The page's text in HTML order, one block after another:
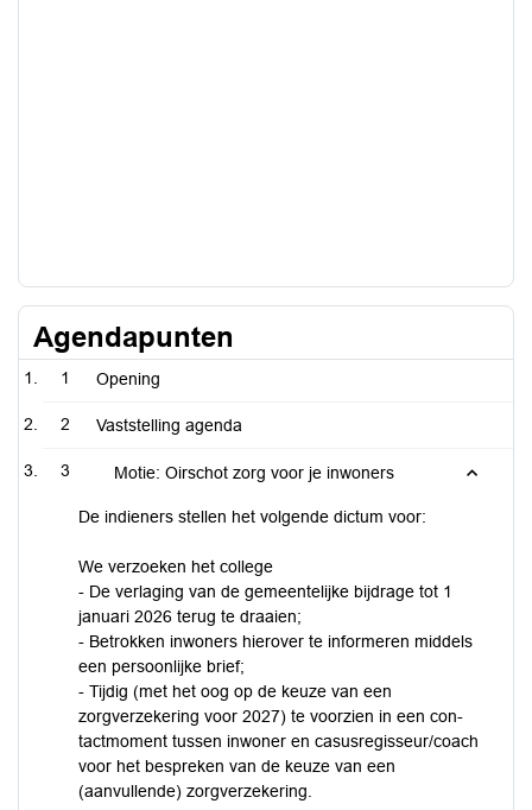
Agendapunten
1 Opening
2 Vaststelling agenda
3 Motie: Oirschot zorg voor je inwoners
De indieners stellen het volgende dictum voor:
We verzoeken het college
- De verlaging van de gemeentelijke bijdrage tot 1
januari 2026 terug te draaien;
- Betrokken inwoners hierover te informeren middels
een persoonlijke brief;
- Tijdig (met het oog op de keuze van een
zorgverzekering voor 2027) te voorzien in een con-
tactmoment tussen inwoner en casusregisseur/coach
voor het bespreken van de keuze van een
(aanvullende) zorgverzekering.